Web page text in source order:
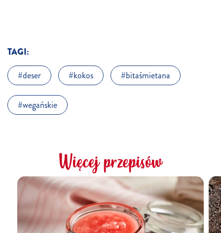
TAGI:
deser
kokos bitaśmietana
wegańskie
Więcej przepisów